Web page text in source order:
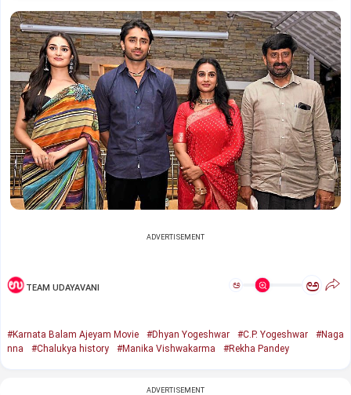
ADVERTISEMENT
TEAM UDAYAVANI ಅ ಅ
#Karnata Balam Ajeyam Movie #Dhyan Yogeshwar #C.P. Yogeshwar
#Naga
nna
#Chalukya history #Manika Vishwakarma #Rekha Pandey
ADVERTISEMENT